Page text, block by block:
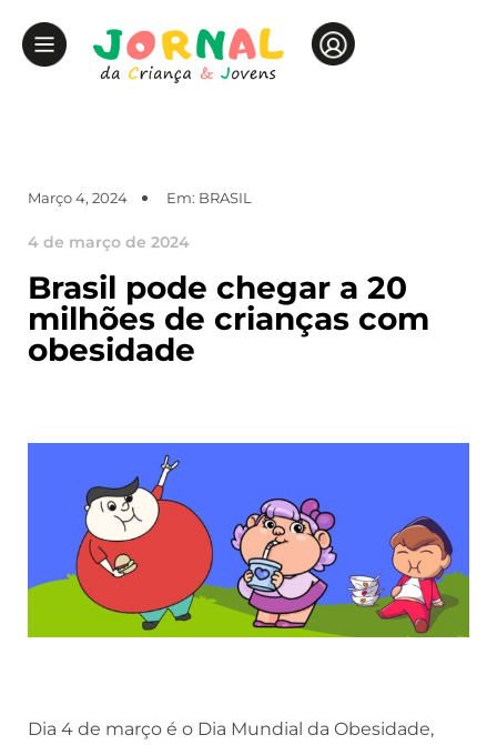
Março 4, 2024 Em: BRASIL
4 de março de 2024
Brasil pode chegar a 20
milhões de crianças com
obesidade
Dia 4 de março é o Dia Mundial da Obesidade,